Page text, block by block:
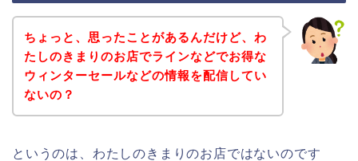
ちょっと、思ったことがあるんだけど、わ
たしのきまりのお店でラインなどでお得な
ウィンターセールなどの情報を配信してい
ないの？
というのは、わたしのきまりのお店ではないのです